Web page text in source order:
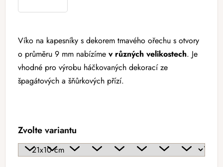
Víko na kapesníky s dekorem tmavého ořechu s otvory
o průměru 9 mm nabízíme v různých velikostech. Je
vhodné pro výrobu háčkovaných dekorací ze
špagátových a šňůrkových přízí.
Zvolte variantu